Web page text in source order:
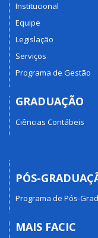
Institucional
Equipe
Legislação
Serviços
Programa de Gestão
GRADUAÇÃO
Ciências Contábeis
PÓS-
Programa de Pós-
MAIS FACIC